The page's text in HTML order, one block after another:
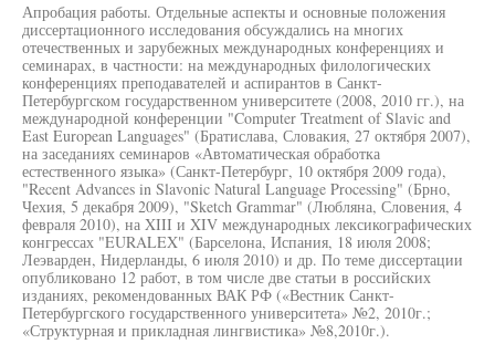
Апробация работы. Отдельные аспекты и основные положения
диссертационного исследования обсуждались на многих
отечественных и зарубежных международных конференциях и
семинарах, в частности: на международных филологических
конференциях преподавателей и аспирантов в Санкт-
Петербургском государственном университете (2008, 2010 гг.), на
международной конференции "Computer Treatment of Slavic and
East European Languages" (Братислава, Словакия, 27 октября 2007),
на заседаниях семинаров «Автоматическая обработка
естественного языка» (Санкт-Петербург, 10 октября 2009 года),
"Recent Advances in Slavonic Natural Language Processing" (Брно,
Чехия, 5 декабря 2009), "Sketch Grammar" (Любляна, Словения, 4
февраля 2010), на XIII и XIV международных лексикографических
конгрессах "EURALEX" (Барселона, Испания, 18 июля 2008;
Леэварден, Нидерланды, 6 июля 2010) и др. По теме диссертации
опубликовано 12 работ, в том числе две статьи в российских
изданиях, рекомендованных ВАК РФ («Вестник Санкт-
Петербургского государственного университета» №2, 2010г.;
«Структурная и прикладная лингвистика» №8,2010г.).